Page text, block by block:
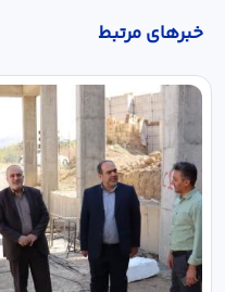
خبر‌های مرتبط